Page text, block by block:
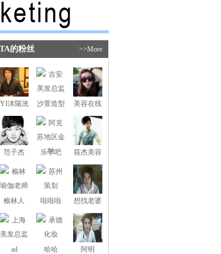
TA的粉丝 >>More
YI洣陽洸 沙萱造型 美容在线
范子杰 乐了吧
筱杰美容
美发
榆林人
888
啦啦啦 想找老婆
ad 哈哈 阿明